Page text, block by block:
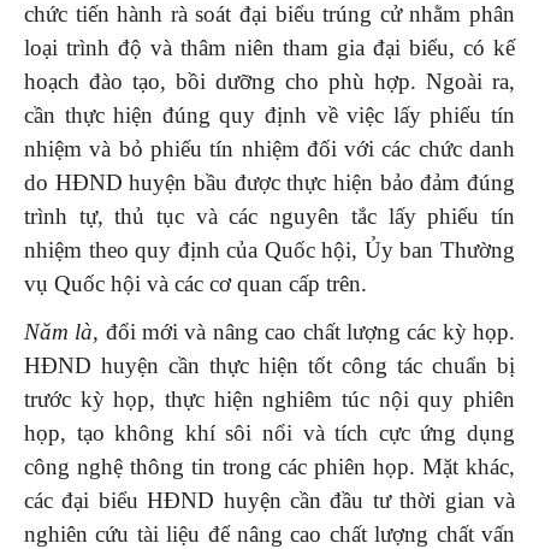
chức tiến hành rà soát đại biểu trúng cử nhằm phân
loại trình độ và thâm niên tham gia đại biểu, có kế
hoạch đào tạo, bồi dưỡng cho phù hợp. Ngoài ra,
cần thực hiện đúng quy định về việc lấy phiếu tín
nhiệm và bỏ phiếu tín nhiệm đối với các chức danh
do HĐND huyện bầu được thực hiện bảo đảm đúng
trình tự, thủ tục và các nguyên tắc lấy phiếu tín
nhiệm theo quy định của Quốc hội, Ủy ban Thường
vụ Quốc hội và các cơ quan cấp trên.
Năm là, đổi mới và nâng cao chất lượng các kỳ họp.
HĐND huyện cần thực hiện tốt công tác chuẩn bị
trước kỳ họp, thực hiện nghiêm túc nội quy phiên
họp, tạo không khí sôi nổi và tích cực ứng dụng
công nghệ thông tin trong các phiên họp. Mặt khác,
các đại biểu HĐND huyện cần đầu tư thời gian và
nghiên cứu tài liệu để nâng cao chất lượng chất vấn